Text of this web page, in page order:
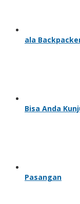
ala
Bisa Anda
Pasangan